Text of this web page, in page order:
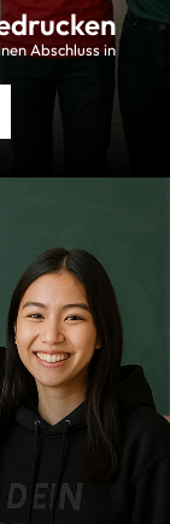
Abschluss in